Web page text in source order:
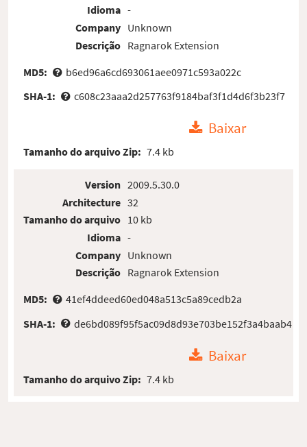
Idioma
Company
Descrição
-
Unknown
Ragnarok Extension
MD5:
b6ed96a6cd693061aee0971c593a022c
SHA-1:
c608c23aaa2d257763f9184baf3f1d4d6f3b23f7
Baixar
Tamanho do arquivo Zip: 7.4 kb
Version
Architecture
Tamanho do arquivo
Idioma
Company
Descrição
2009.5.30.0
32
10 kb
-
Unknown
Ragnarok Extension
MD5:
41ef4ddeed60ed048a513c5a89cedb2a
SHA-1:
de6bd089f95f5ac09d8d93e703be152f3a4baab4
Baixar
Tamanho do arquivo Zip: 7.4 kb